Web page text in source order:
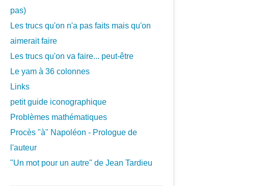
pas)
Les trucs qu'on n'a pas faits mais qu'on
aimerait faire
Les trucs qu'on va faire... peut-être
Le yam à 36 colonnes
Links
petit guide iconographique
Problèmes mathématiques
Procès "à" Napoléon - Prologue de
l'auteur
"Un mot pour un autre" de Jean Tardieu